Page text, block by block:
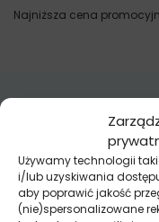
Używamy technologii
i/lub uzyskiwania
aby poprawić jakość
(nie)spersonalizowane
Najniższa cena
PIĘKNE
Chciałam